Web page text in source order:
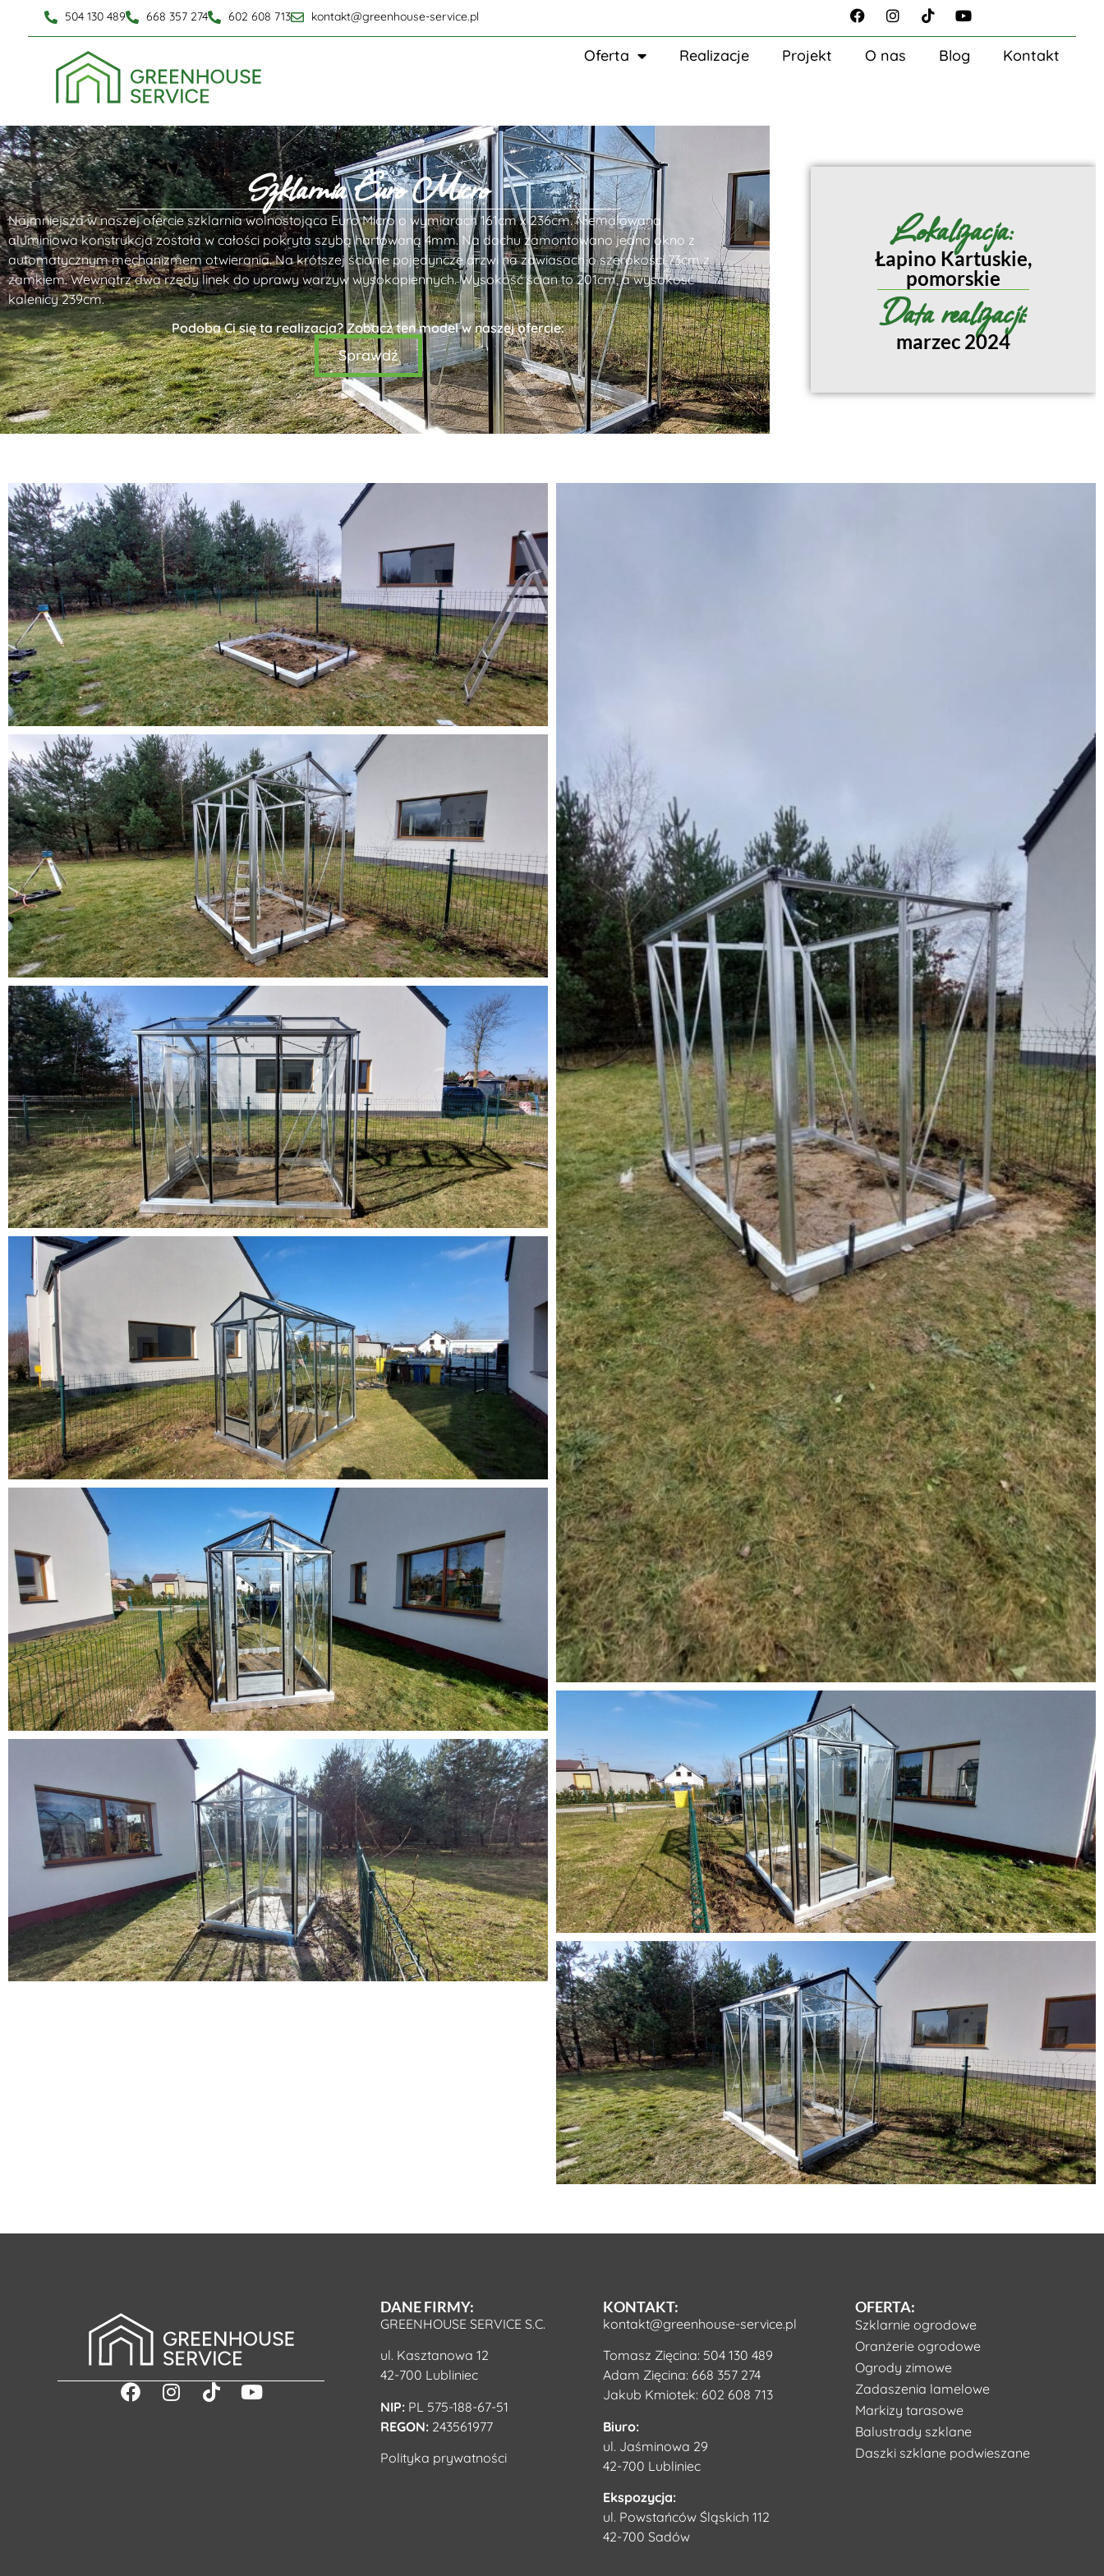
504 130 489 668 357 274 602 608 713 kontakt@greenhouse-service.pl
Oferta Realizacje Projekt O nas Blog Kontakt
Szklarnia Euro Micro
Najmniejsza w naszej ofercie szklarnia wolnostojąca Euro Micro o wymiarach 161cm x 236cm. Niemalowana
aluminiowa konstrukcja została w całości pokryta szybą hartowaną 4mm. Na dachu zamontowano jedno okno z
automatycznym mechanizmem otwierania. Na krótszej ścianie pojedyncze drzwi na zawiasach o szerokości 73cm z
zamkiem. Wewnątrz dwa rzędy linek do uprawy warzyw wysokopiennych. Wysokość ścian to 201cm, a wysokość
kalenicy 239cm.
Podoba Ci się ta realizacja? Zobacz ten model w naszej ofercie:
Sprawdź
Lokalizacja:
Łapino Kartuskie,
pomorskie
Data realizacji:
marzec 2024
DANE FIRMY:
GREENHOUSE SERVICE S.C.
ul. Kasztanowa 12
42-700 Lubliniec
NIP: PL 575-188-67-51
REGON: 243561977
Polityka prywatności
KONTAKT:
kontakt@greenhouse-service.pl
Tomasz Zięcina: 504 130 489
Adam Zięcina: 668 357 274
Jakub Kmiotek: 602 608 713
Biuro:
ul. Jaśminowa 29
42-700 Lubliniec
Ekspozycja:
ul. Powstańców Śląskich 112
42-700 Sadów
OFERTA:
Szklarnie ogrodowe
Oranżerie ogrodowe
Ogrody zimowe
Zadaszenia lamelowe
Markizy tarasowe
Balustrady szklane
Daszki szklane podwieszane